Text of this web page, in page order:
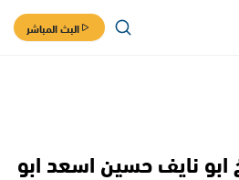
البث المباشر
ابو نايف حسين اسعد ابو